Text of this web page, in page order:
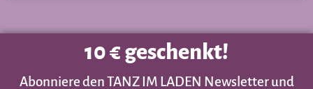
10 € geschenkt!
Abonniere den TANZ IM LADEN Newsletter und